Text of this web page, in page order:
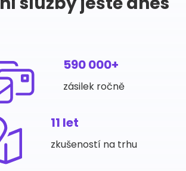
590 000+
zásilek ročně
11 let
zkušeností na trhu